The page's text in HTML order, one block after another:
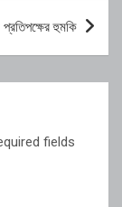
হুমকি
fields